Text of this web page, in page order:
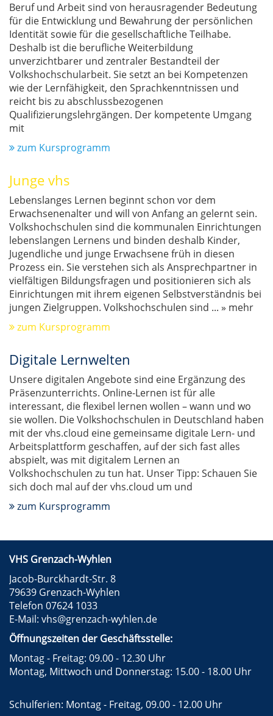
Beruf und Arbeit sind von herausragender Bedeutung
für die Entwicklung und Bewahrung der persönlichen
Identität sowie für die gesellschaftliche Teilhabe.
Deshalb ist die berufliche Weiterbildung
unverzichtbarer und zentraler Bestandteil der
Volkshochschularbeit. Sie setzt an bei Kompetenzen
wie der Lernfähigkeit, den Sprachkenntnissen und
reicht bis zu abschlussbezogenen
Qualifizierungslehrgängen. Der kompetente Umgang
mit
zum Kursprogramm
Junge vhs
Lebenslanges Lernen beginnt schon vor dem
Erwachsenenalter und will von Anfang an gelernt sein.
Volkshochschulen sind die kommunalen Einrichtungen
lebenslangen Lernens und binden deshalb Kinder,
Jugendliche und junge Erwachsene früh in diesen
Prozess ein. Sie verstehen sich als Ansprechpartner in
vielfältigen Bildungsfragen und positionieren sich als
Einrichtungen mit ihrem eigenen Selbstverständnis bei
jungen Zielgruppen. Volkshochschulen sind ... » mehr
zum Kursprogramm
Digitale Lernwelten
Unsere digitalen Angebote sind eine Ergänzung des
Präsenzunterrichts. Online-Lernen ist für alle
interessant, die flexibel lernen wollen – wann und wo
sie wollen. Die Volkshochschulen in Deutschland haben
mit der vhs.cloud eine gemeinsame digitale Lern- und
Arbeitsplattform geschaffen, auf der sich fast alles
abspielt, was mit digitalem Lernen an
Volkshochschulen zu tun hat. Unser Tipp: Schauen Sie
sich doch mal auf der vhs.cloud um und
zum Kursprogramm
VHS Grenzach-Wyhlen
Jacob-Burckhardt-Str. 8
79639 Grenzach-Wyhlen
Telefon 07624 1033
E-Mail: vhs@grenzach-wyhlen.de
Öffnungszeiten der Geschäftsstelle:
Montag - Freitag: 09.00 - 12.30 Uhr
Montag, Mittwoch und Donnerstag: 15.00 - 18.00 Uhr
Schulferien: Montag - Freitag, 09.00 - 12.00 Uhr